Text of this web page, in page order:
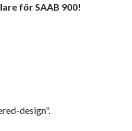
för SAAB 900!
design".